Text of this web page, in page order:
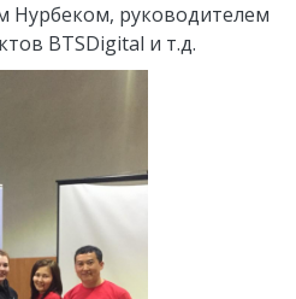
Нурбеком, руководителем
BTSDigital и т.д.